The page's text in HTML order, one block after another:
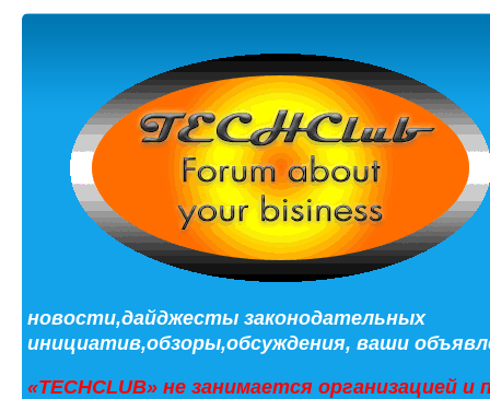
новости,дайджесты законодательных
инициатив,обзоры,обсуждения, ваши
«TECHCLUB» не занимается организацией